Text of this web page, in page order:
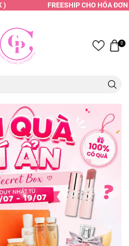
FREESHIP CHO HÓA ĐƠN
0